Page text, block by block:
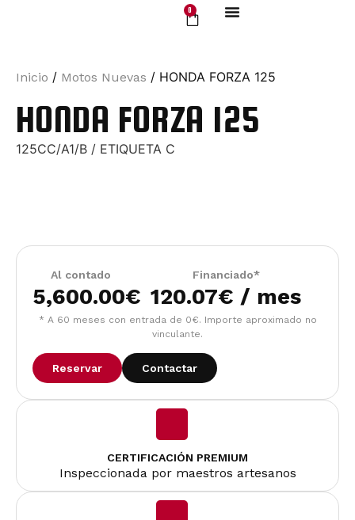
0
Inicio / Motos Nuevas / HONDA FORZA 125
HONDA FORZA 125
125CC/A1/B / ETIQUETA C
Al contado
5,600.00€
Financiado*
120.07€ / mes
* A 60 meses con entrada de 0€. Importe aproximado no
vinculante.
Reservar Contactar
CERTIFICACIÓN PREMIUM
Inspeccionada por maestros artesanos